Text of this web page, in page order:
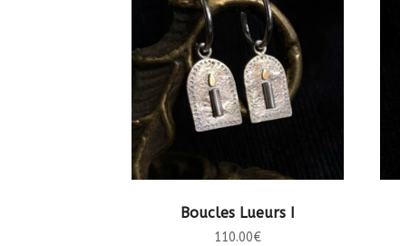
AJOUTER AU PANIER
Boucles Lueurs I
110.00€